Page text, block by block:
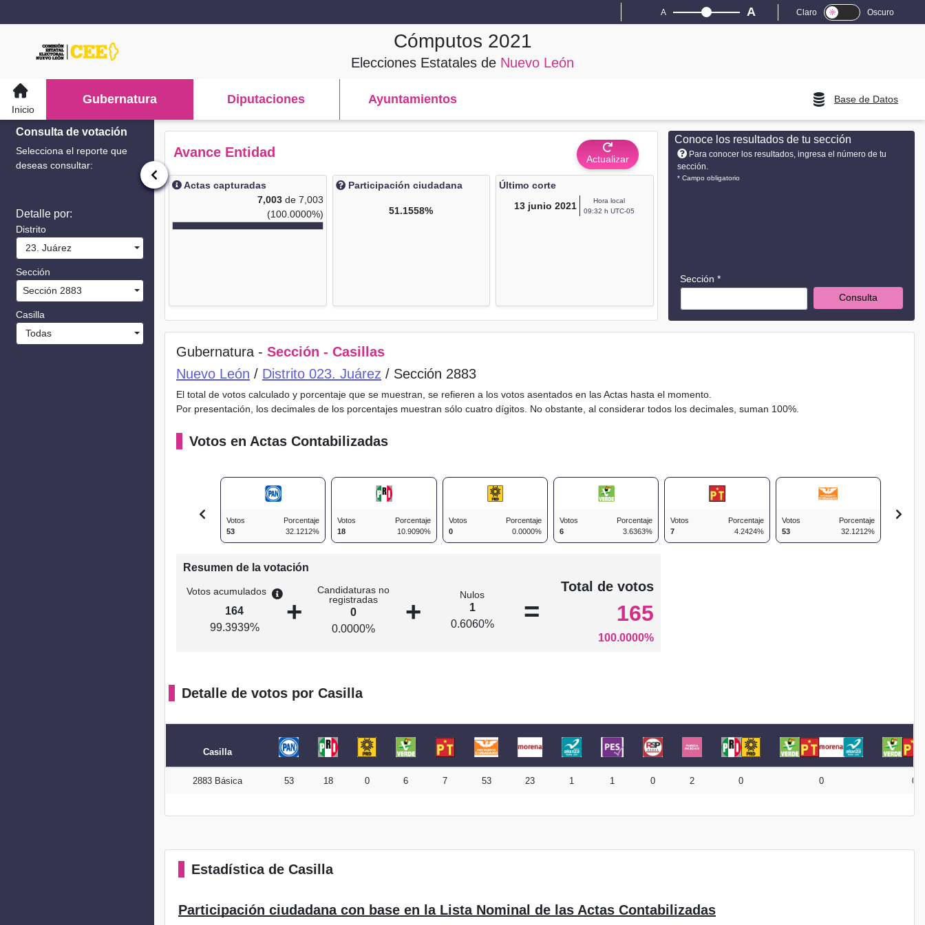
A A Claro Oscuro
Cómputos 2021
Elecciones Estatales de Nuevo León
Inicio
Gubernatura Diputaciones Ayuntamientos Base de Datos
Consulta de votación
Selecciona el reporte que
deseas consultar:
Detalle por:
Distrito
23. Juárez
Sección
Sección 2883
Casilla
Todas
Avance Entidad Actualizar
Actas capturadas
7,003 de 7,003
(100.0000%)
Participación ciudadana
51.1558%
Último corte
13 junio 2021
Hora local
09:32 h UTC-05
Conoce los resultados de tu sección
Para conocer los resultados, ingresa el número de tu
sección.
* Campo obligatorio
Sección *
Consulta
Gubernatura - Sección - Casillas
Nuevo León / Distrito 023. Juárez / Sección 2883
El total de votos calculado y porcentaje que se muestran, se refieren a los votos asentados en las Actas hasta el momento.
Por presentación, los decimales de los porcentajes muestran sólo cuatro dígitos. No obstante, al considerar todos los decimales, suman 100%.
Votos en Actas Contabilizadas
Votos
53
Porcentaje
32.1212%
Votos
18
Porcentaje
10.9090%
Votos
0
Porcentaje
0.0000%
Votos
6
Porcentaje
3.6363%
Votos
7
Porcentaje
4.2424%
Votos
53
Porcentaje
32.1212%
Votos
Resumen de la votación
Votos acumulados
164
99.3939%
+
Candidaturas no
registradas
0
0.0000%
+
Nulos
1
0.6060%
=
Total de votos
165
100.0000%
Detalle de votos por Casilla
Casilla
2883 Básica 53 18 0 6 7 53 23 1 1 0 2 0 0 0
Estadística de Casilla
Participación ciudadana con base en la Lista Nominal de las Actas Contabilizadas